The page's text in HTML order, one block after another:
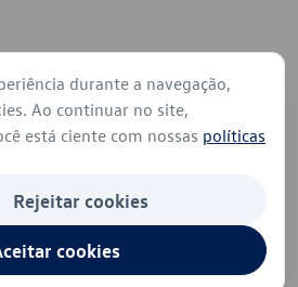
durante a navegação,
Ao continuar no site,
está ciente com nossas políticas
Rejeitar cookies
cookies